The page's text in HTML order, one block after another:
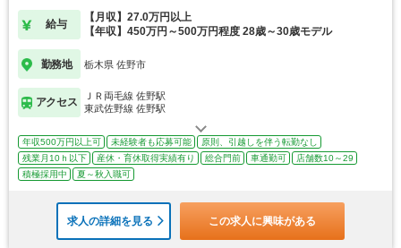
給与
【月収】27.0万円以上
【年収】450万円～500万円程度 28歳～30歳モデル
勤務地 栃木県 佐野市
アクセス
ＪＲ両毛線 佐野駅
東武佐野線 佐野駅
年収500万円以上可 未経験者も応募可能
原則、引越しを伴う転勤なし
残業月10ｈ以下
産休・育休取得実績有り 総合門前 車通勤可
店舗数10～29
積極採用中
夏～秋入職可
求人の詳細を見る この求人に興味がある